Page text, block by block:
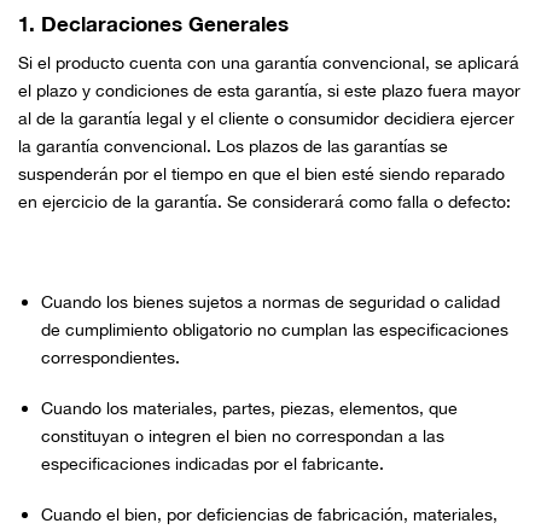
1. Declaraciones Generales
Si el producto cuenta con una garantía convencional, se aplicará
el plazo y condiciones de esta garantía, si este plazo fuera mayor
al de la garantía legal y el cliente o consumidor decidiera ejercer
la garantía convencional. Los plazos de las garantías se
suspenderán por el tiempo en que el bien esté siendo reparado
en ejercicio de la garantía. Se considerará como falla o defecto:
Cuando los bienes sujetos a normas de seguridad o calidad
de cumplimiento obligatorio no cumplan las especificaciones
correspondientes.
Cuando los materiales, partes, piezas, elementos, que
constituyan o integren el bien no correspondan a las
especificaciones indicadas por el fabricante.
Cuando el bien, por deficiencias de fabricación, materiales,